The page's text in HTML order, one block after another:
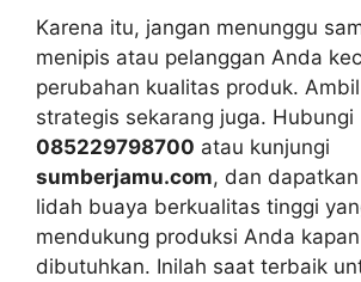
Karena itu, jangan menunggu
menipis atau pelanggan Anda
perubahan kualitas produk.
strategis sekarang juga. Hubungi
085229798700 atau kunjungi
sumberjamu.com, dan
lidah buaya berkualitas tinggi
mendukung produksi Anda
dibutuhkan. Inilah saat terbaik